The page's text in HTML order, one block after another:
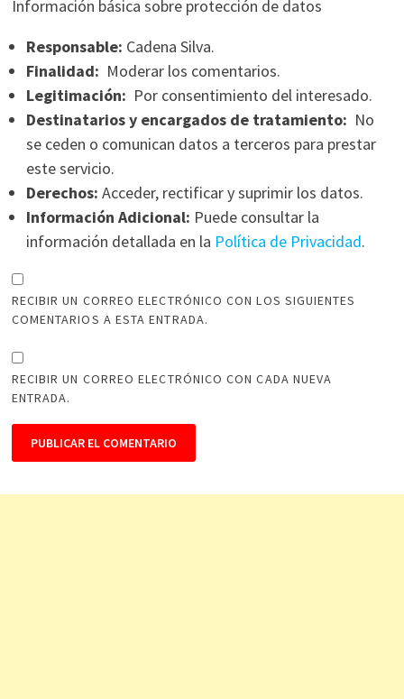
Información básica sobre protección de datos
Responsable: Cadena Silva.
Finalidad: Moderar los comentarios.
Legitimación: Por consentimiento del interesado.
Destinatarios y encargados de tratamiento: No
se ceden o comunican datos a terceros para prestar
este servicio.
Derechos: Acceder, rectificar y suprimir los datos.
Información Adicional: Puede consultar la
información detallada en la Política de Privacidad.
RECIBIR UN CORREO ELECTRÓNICO CON LOS SIGUIENTES
COMENTARIOS A ESTA ENTRADA.
RECIBIR UN CORREO ELECTRÓNICO CON CADA NUEVA
ENTRADA.